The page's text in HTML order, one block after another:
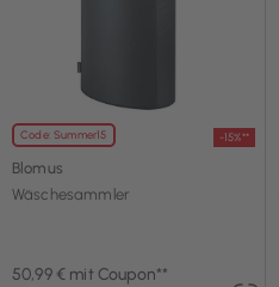
Code: Summer15 -15%**
Blomus
Wäschesammler
50,99 € mit Coupon**